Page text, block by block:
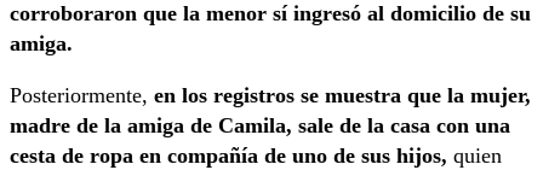
corroboraron que la menor sí ingresó al domicilio de su
amiga.
Posteriormente, en los registros se muestra que la mujer,
madre de la amiga de Camila, sale de la casa con una
cesta de ropa en compañía de uno de sus hijos, quien